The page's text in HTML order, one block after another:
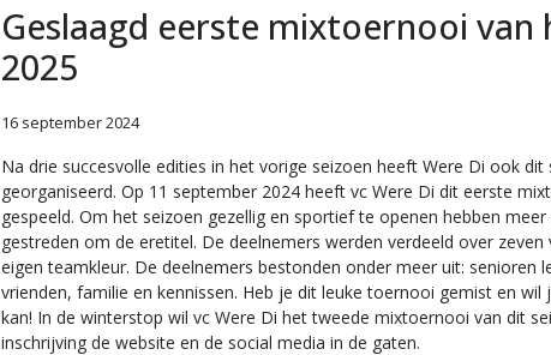
Geslaagd eerste mixtoernooi van
2025
16 september 2024
Na drie succesvolle edities in het vorige seizoen heeft Were Di ook
georganiseerd. Op 11 september 2024 heeft vc Were Di dit eerste
gespeeld. Om het seizoen gezellig en sportief te openen hebben
gestreden om de eretitel. De deelnemers werden verdeeld over
eigen teamkleur. De deelnemers bestonden onder meer uit: senioren
vrienden, familie en kennissen. Heb je dit leuke toernooi gemist en
kan! In de winterstop wil vc Were Di het tweede mixtoernooi van dit
inschrijving de website en de social media in de gaten.